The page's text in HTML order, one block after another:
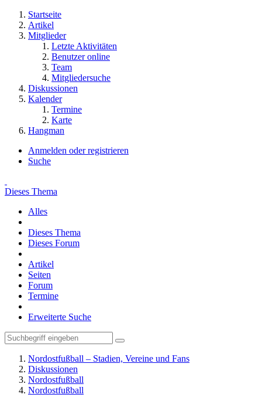
Startseite
Artikel
Mitglieder
Letzte Aktivitäten
Benutzer online
Team
Mitgliedersuche
Diskussionen
Kalender
Termine
Karte
Hangman
Anmelden oder registrieren
Suche
Dieses Thema
Alles
Dieses Thema
Dieses Forum
Artikel
Seiten
Forum
Termine
Erweiterte Suche
Nordostfußball – Stadien, Vereine und Fans
Diskussionen
Nordostfußball
Nordostfußball